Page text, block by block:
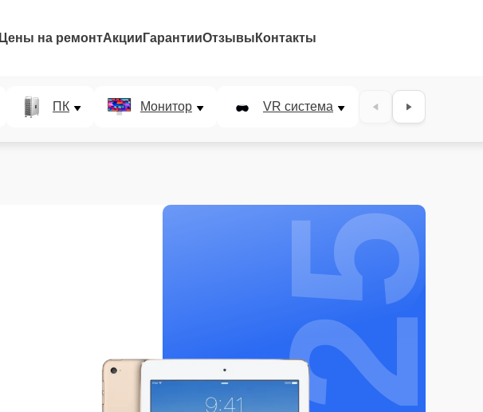
Цены на ремонтАкции ГарантииОтзывы Контакты
ПК Монитор VR система Наушники
25%